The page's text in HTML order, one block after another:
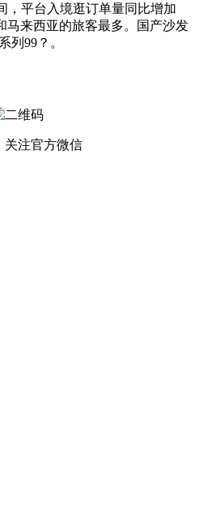
，平台入境逛订单量同比增加
马来西亚的旅客最多。国产沙发
列99？。
关注官方微信